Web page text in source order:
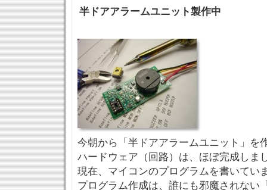
半ドアアラームユニット製作中
今朝から「半ドアアラームユニット」を
ハードウェア（回路）は、ほぼ完成しま
現在、マイコンのプログラムを書いてい
プログラム作成は、誰にも邪魔されない